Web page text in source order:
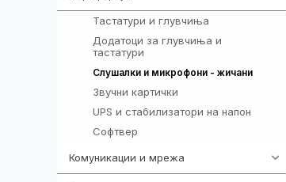
Тастатури и глувчиња
Додатоци за глувчиња и
тастатури
Слушалки и микрофони - жичани
Звучни картички
UPS и стабилизатори на напон
Софтвер
Комуникации и мрежа